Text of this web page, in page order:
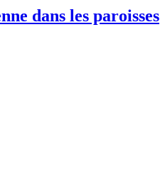
dans les paroisses